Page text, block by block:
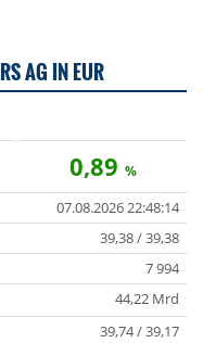
AG IN EUR
0,89 %
07.08.2026 22:48:14
39,38 / 39,38
7 994
44,22 Mrd
39,74 / 39,17